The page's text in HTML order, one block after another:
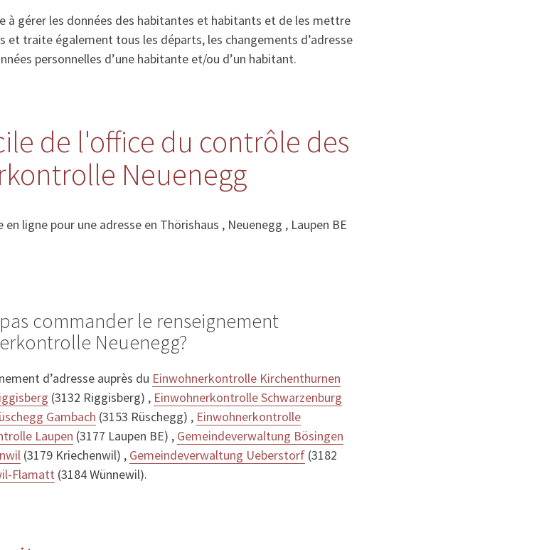
gérer les données des habitantes et habitants et de les mettre
et traite également tous les départs, les changements d’adresse
personnelles d’une habitante et/ou d’un habitant.
de l'office du contrôle des
Neuenegg
ligne pour une adresse en Thörishaus , Neuenegg , Laupen BE
commander le renseignement
Neuenegg?
d’adresse auprès du Einwohnerkontrolle Kirchenthurnen
(3132 Riggisberg) , Einwohnerkontrolle Schwarzenburg
Gambach (3153 Rüschegg) , Einwohnerkontrolle
Laupen (3177 Laupen BE) , Gemeindeverwaltung Bösingen
(3179 Kriechenwil) , Gemeindeverwaltung Ueberstorf (3182
Flamatt (3184 Wünnewil).